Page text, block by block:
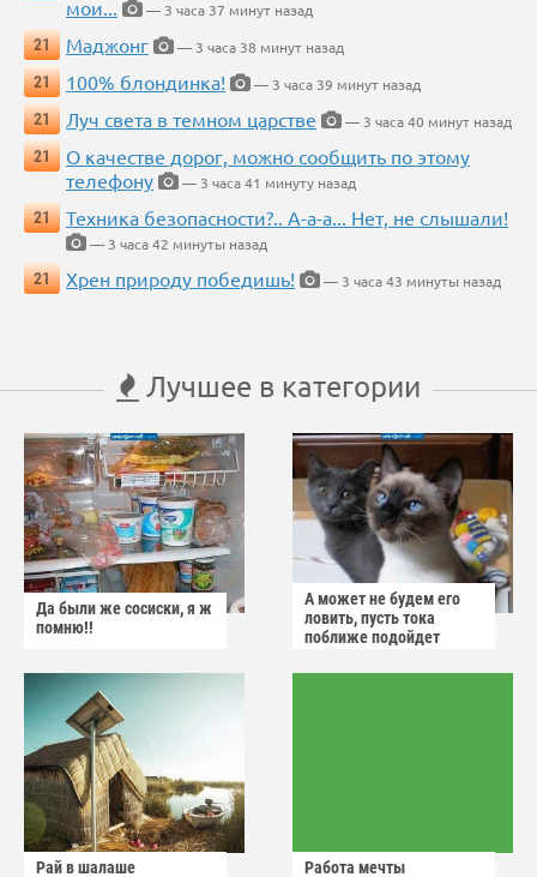
мои...
— 3 часа 37 минут назад
21
Маджонг
— 3 часа 38 минут назад
21
100% блондинка!
— 3 часа 39 минут назад
21
Луч света в темном царстве
— 3 часа 40 минут назад
21
О качестве дорог, можно сообщить по этому
телефону
— 3 часа 41 минуту назад
21
Техника безопасности?.. А-а-а... Нет, не слышали!
— 3 часа 42 минуты назад
21
Хрен природу победишь! — 3 часа 43 минуты назад
Лучшее в категории
Да были же сосиски, я ж
помню!!
А может не будем его
ловить, пусть тока
поближе подойдет
Рай в шалаше Работа мечты